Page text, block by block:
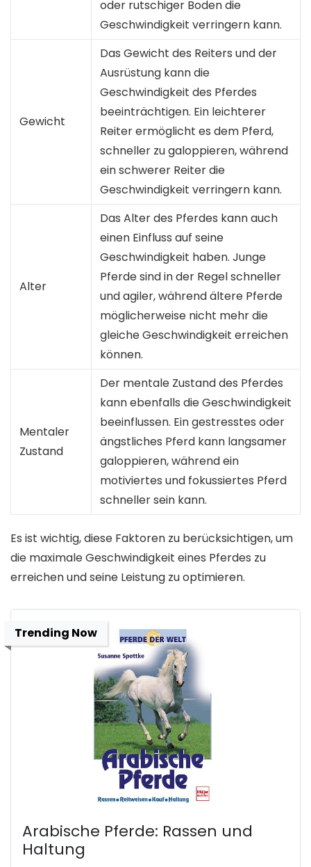
oder rutschiger Boden die
Geschwindigkeit verringern kann.
Gewicht
Das Gewicht des Reiters und der
Ausrüstung kann die
Geschwindigkeit des Pferdes
beeinträchtigen. Ein leichterer
Reiter ermöglicht es dem Pferd,
schneller zu galoppieren, während
ein schwerer Reiter die
Geschwindigkeit verringern kann.
Alter
Das Alter des Pferdes kann auch
einen Einfluss auf seine
Geschwindigkeit haben. Junge
Pferde sind in der Regel schneller
und agiler, während ältere Pferde
möglicherweise nicht mehr die
gleiche Geschwindigkeit erreichen
können.
Mentaler
Zustand
Der mentale Zustand des Pferdes
kann ebenfalls die Geschwindigkeit
beeinflussen. Ein gestresstes oder
ängstliches Pferd kann langsamer
galoppieren, während ein
motiviertes und fokussiertes Pferd
schneller sein kann.
Es ist wichtig, diese Faktoren zu berücksichtigen, um
die maximale Geschwindigkeit eines Pferdes zu
erreichen und seine Leistung zu optimieren.
Trending Now
Arabische Pferde: Rassen und
Haltung